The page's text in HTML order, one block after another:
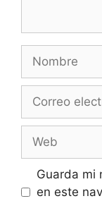
electrónico
Guarda mi
en este